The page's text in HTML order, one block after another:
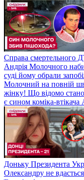
Справа смертельного
Андрія Молочного
суді йому обрали
Молочний на повній
жінку! Що відомо
є сином коміка-
Доньку Президента
Олександру не